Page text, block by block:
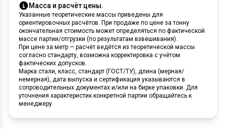
Масса и расчёт цены.
Указанные теоретические массы приведены для
ориентировочных расчётов. При продаже по цене за тонну
окончательная стоимость может определяться по фактической
массе партии/отгрузки (по результатам взвешивания).
При цене за метр — расчёт ведётся из теоретической массы
согласно стандарту, возможна корректировка с учётом
фактических допусков.
Марка стали, класс, стандарт (ГОСТ/ТУ), длина (мерная/
немерная), дата выпуска и сертификация указываются в
сопроводительных документах и/или на бирке упаковки. Для
уточнения характеристик конкретной партии обращайтесь к
менеджеру.